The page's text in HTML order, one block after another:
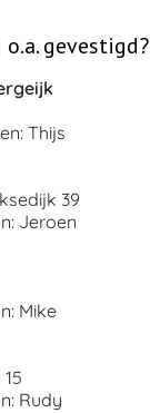
gevestigd?
Thijs
39
Jeroen
Mike
Rudy